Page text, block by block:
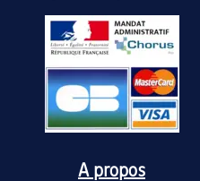
A propos